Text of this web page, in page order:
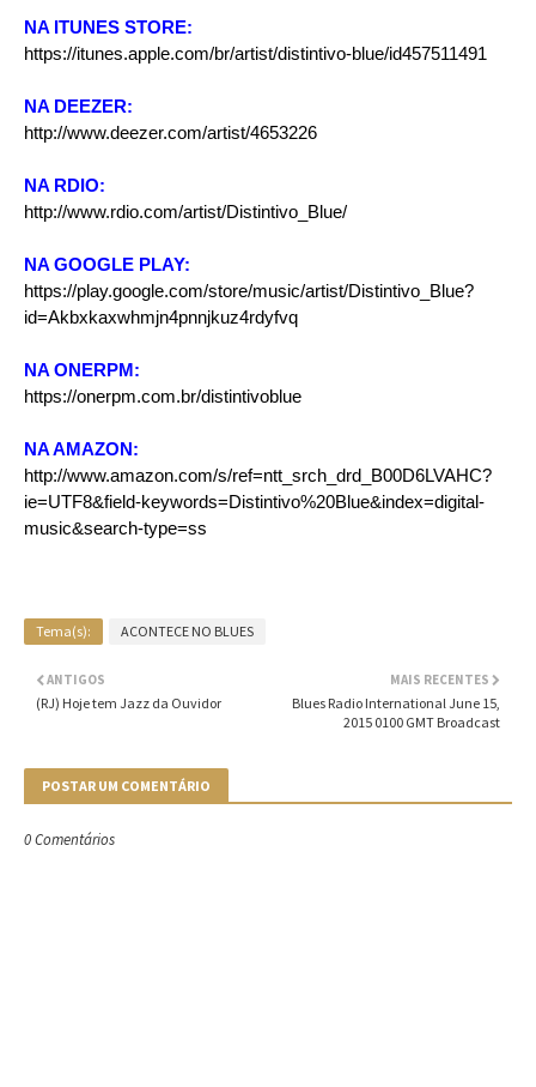
NA ITUNES STORE:
https://itunes.apple.com/br/artist/distintivo-blue/id457511491
NA DEEZER:
http://www.deezer.com/artist/4653226
NA RDIO:
http://www.rdio.com/artist/Distintivo_Blue/
NA GOOGLE PLAY:
https://play.google.com/store/music/artist/Distintivo_Blue?
id=Akbxkaxwhmjn4pnnjkuz4rdyfvq
NA ONERPM:
https://onerpm.com.br/distintivoblue
NA AMAZON:
http://www.amazon.com/s/ref=ntt_srch_drd_B00D6LVAHC?
ie=UTF8&field-keywords=Distintivo%20Blue&index=digital-
music&search-type=ss
Tema(s): ACONTECE NO BLUES
MAIS RECENTES
Blues Radio International June 15,
2015 0100 GMT Broadcast
ANTIGOS
(RJ) Hoje tem Jazz da Ouvidor
POSTAR UM COMENTÁRIO
0 Comentários